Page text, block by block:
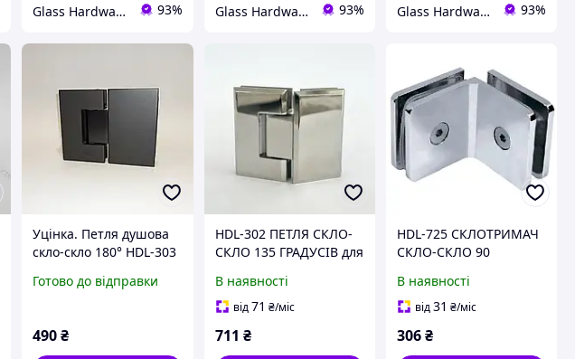
Glass Hardware 93% Glass Hardware 93% Glass Hardware 93%
Уцінка. Петля душова
скло-скло 180° HDL-303
чорного)
Готово до відправки
490₴
HDL-302 ПЕТЛЯ СКЛО-
СКЛО 135 ГРАДУСІВ для
(нержавійка)
В наявності
від71 ₴/міс
711 ₴
HDL-725 СКЛОТРИМАЧ
СКЛО-СКЛО 90
(НЕРЖАВІЙКА
ПОЛІРОВАНА)
В наявності
від31 ₴/міс
306₴